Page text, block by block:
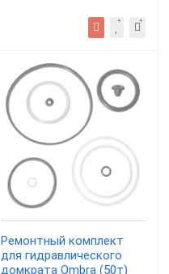
Ремонтный комплект
для гидравлического
домкрата Ombra (50т)